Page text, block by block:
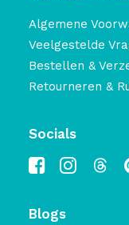
Algemene
Veelgestelde
Bestellen &
Retourneren &
Socials
Blogs